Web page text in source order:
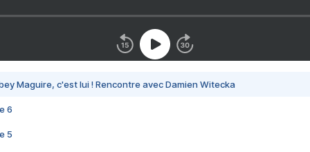
Maguire, c'est lui ! Rencontre avec Damien Witecka
6
5